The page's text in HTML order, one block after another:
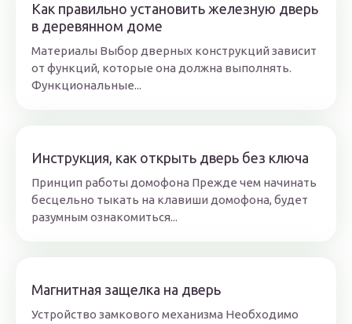
Как правильно установить железную дверь
в деревянном доме
Материалы Выбор дверных конструкций зависит
от функций, которые она должна выполнять.
Функциональные...
Инструкция, как открыть дверь без ключа
Принцип работы домофона Прежде чем начинать
бесцельно тыкать на клавиши домофона, будет
разумным ознакомиться...
Магнитная защелка на дверь
Устройство замкового механизма Необходимо